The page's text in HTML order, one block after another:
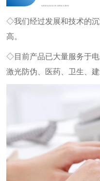
WIDE RANGE OF APPLICATION
◇我们经过发展和技术的
高。
◇目前产品已大量服务于电
激光防伪、医药、卫生、